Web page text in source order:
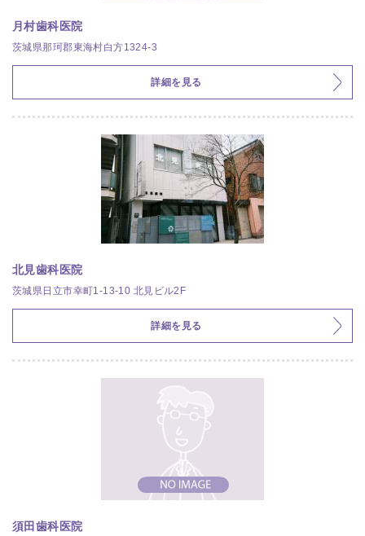
月村歯科医院
茨城県那珂郡東海村白方1324-3
詳細を見る
北見歯科医院
茨城県日立市幸町1-13-10 北見ビル2F
詳細を見る
須田歯科医院